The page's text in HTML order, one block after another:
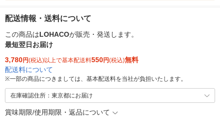
配送情報・送料について
この商品はLOHACOが販売・発送します。
最短翌日お届け
3,780円(税込)以上で基本配送料550円(税込)無料
配送料について
※一部の商品につきましては、基本配送料を当社が負担いたします。
在庫確認住所：東京都にお届け
賞味期限/使用期限・返品について